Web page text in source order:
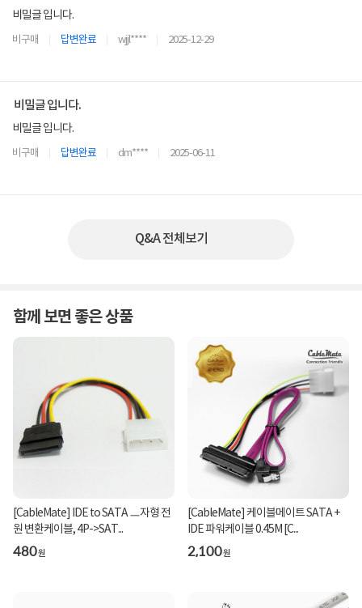
비밀글 입니다.
비구매 답변완료 wjjl**** 2025-12-29
비밀글 입니다.
비밀글 입니다.
비구매 답변완료 dm**** 2025-06-11
Q&A 전체보기
함께 보면 좋은 상품
[CableMate] IDE to SATA ㅡ자형 전
원 변환케이블, 4P->SAT...
480원
[CableMate] 케이블메이트 SATA +
IDE 파워케이블 0.45M [C...
2,100원